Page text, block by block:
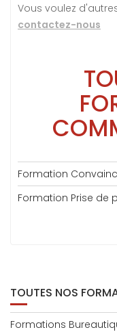
Vous voulez
contactez-nous
Formation
Formation Prise de
TOUTES NOS
Formations